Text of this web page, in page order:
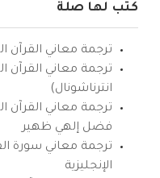
كتب لها صلة
ترجمة معاني القرآن
ترجمة معاني القرآن
انترناشونال)
ترجمة معاني القرآن
فضل إلهي ظهير
ترجمة معاني سورة
الإنجليزية